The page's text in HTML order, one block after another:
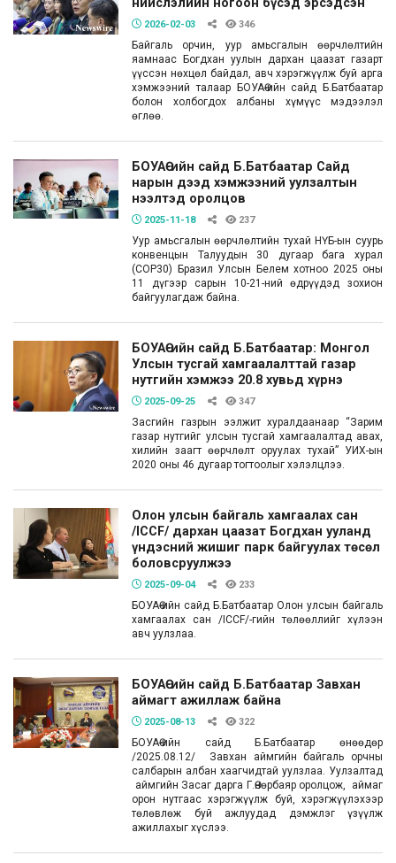
нийслэлийн ногоон бүсэд эрсэдсэн
2026-02-03 346
Байгаль орчин, уур амьсгалын өөрчлөлтийн
яамнаас Богдхан уулын дархан цаазат газарт
үүссэн нөхцөл байдал, авч хэрэгжүүлж буй арга
хэмжээний талаар БОУАӨ-ийн сайд Б.Батбаатар
болон холбогдох албаны хүмүүс мэдээлэл
өглөө.
БОУАӨ-ийн сайд Б.Батбаатар Сайд
нарын дээд хэмжээний уулзалтын
нээлтэд оролцов
2025-11-18 237
Уур амьсгалын өөрчлөлтийн тухай НҮБ-ын суурь
конвенцын Талуудын 30 дугаар бага хурал
(COP30) Бразил Улсын Белем хотноо 2025 оны
11 дүгээр сарын 10-21-ний өдрүүдэд зохион
байгуулагдаж байна.
БОУАӨ-ийн сайд Б.Батбаатар: Монгол
Улсын тусгай хамгаалалттай газар
нутгийн хэмжээ 20.8 хувьд хүрнэ
2025-09-25 347
Засгийн газрын ээлжит хуралдаанаар “Зарим
газар нутгийг улсын тусгай хамгаалалтад авах,
хилийн заагт өөрчлөлт оруулах тухай” УИХ-ын
2020 оны 46 дугаар тогтоолыг хэлэлцлээ.
Олон улсын байгаль хамгаалах сан
/ICCF/ дархан цаазат Богдхан ууланд
үндэсний жишиг парк байгуулах төсөл
боловсруулжээ
2025-09-04 233
БОУАӨ-ийн сайд Б.Батбаатар Олон улсын байгаль
хамгаалах сан /ICCF/-гийн төлөөллийг хүлээн
авч уулзлаа.
БОУАӨ-ийн сайд Б.Батбаатар Завхан
аймагт ажиллаж байна
2025-08-13 322
БОУАӨ-ийн сайд Б.Батбаатар өнөөдөр
/2025.08.12/ Завхан аймгийн байгаль орчны
салбарын албан хаагчидтай уулзлаа. Уулзалтад
аймгийн Засаг дарга Г.Өнөрбаяр оролцож, аймаг
орон нутгаас хэрэгжүүлж буй, хэрэгжүүлэхээр
төлөвлөж буй ажлуудад дэмжлэг үзүүлж
ажиллахыг хүслээ.